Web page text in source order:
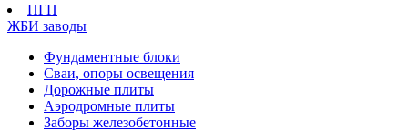
ПГП
ЖБИ заводы
Фундаментные блоки
Сваи, опоры освещения
Дорожные плиты
Аэродромные плиты
Заборы железобетонные